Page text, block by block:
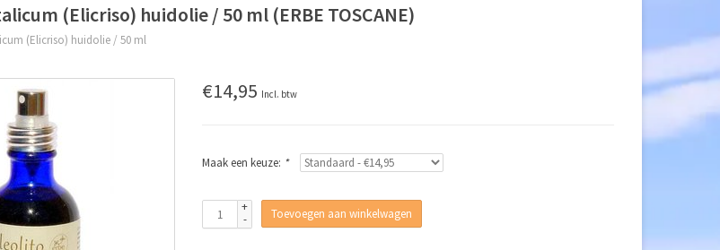
(Elicriso) huidolie / 50 ml (ERBE TOSCANE)
(Elicriso) huidolie / 50 ml
€14,95 Incl. btw
Maak een keuze: *
+
-
Toevoegen aan winkelwagen